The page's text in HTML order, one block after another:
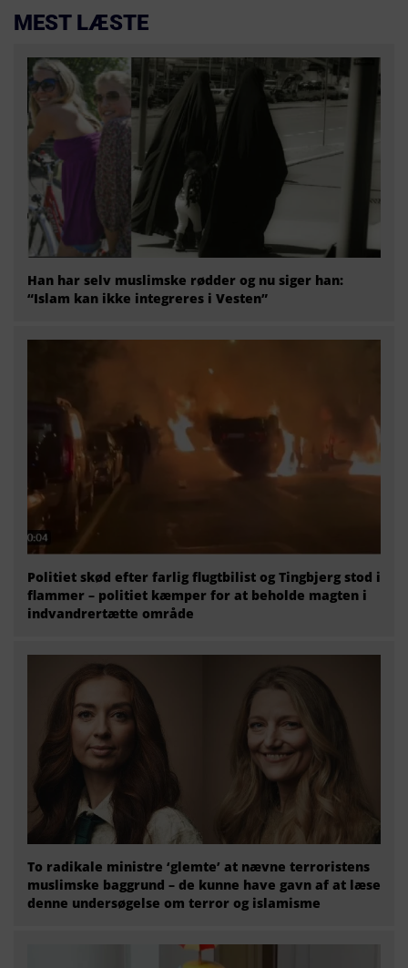
MEST LÆSTE
Han har selv muslimske rødder og nu siger han:
“Islam kan ikke integreres i Vesten”
Politiet skød efter farlig flugtbilist og Tingbjerg stod i
flammer – politiet kæmper for at beholde magten i
indvandrertætte område
To radikale ministre ‘glemte’ at nævne terroristens
muslimske baggrund – de kunne have gavn af at læse
denne undersøgelse om terror og islamisme